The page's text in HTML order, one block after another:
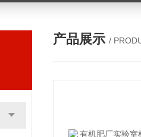
产品展示 /